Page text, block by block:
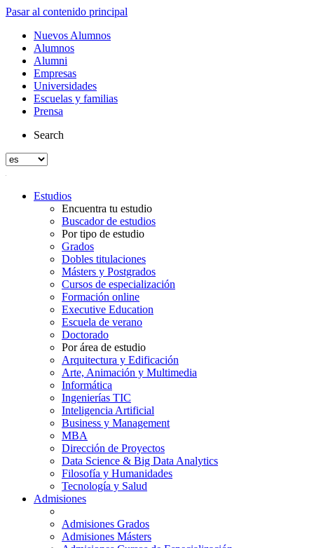
Pasar al contenido principal
Nuevos Alumnos
Alumnos
Alumni
Empresas
Universidades
Escuelas y familias
Prensa
Search
Estudios
Encuentra tu estudio
Buscador de estudios
Por tipo de estudio
Grados
Dobles titulaciones
Másters y Postgrados
Cursos de especialización
Formación online
Executive Education
Escuela de verano
Doctorado
Por área de estudio
Arquitectura y Edificación
Arte, Animación y Multimedia
Informática
Ingenierías TIC
Inteligencia Artificial
Business y Management
MBA
Dirección de Proyectos
Data Science & Big Data Analytics
Filosofía y Humanidades
Tecnología y Salud
Admisiones
Admisiones Grados
Admisiones Másters